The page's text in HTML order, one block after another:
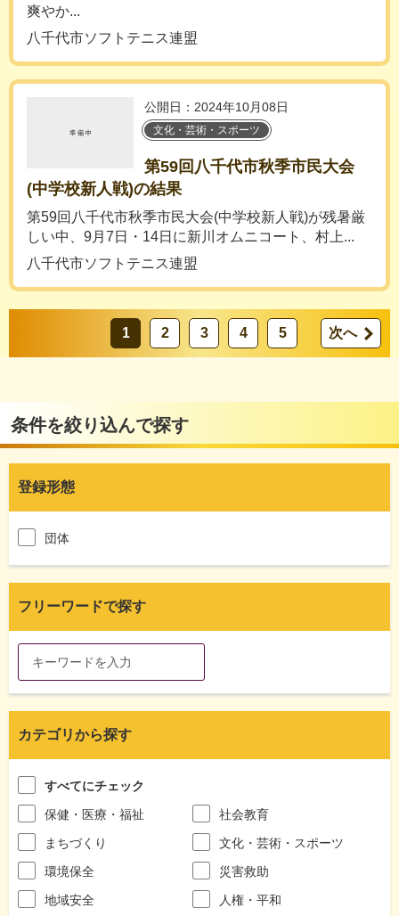
爽やか...
八千代市ソフトテニス連盟
公開日：2024年10月08日
文化・芸術・スポーツ
第59回八千代市秋季市民大会
(中学校新人戦)の結果
第59回八千代市秋季市民大会(中学校新人戦)が残暑厳
しい中、9月7日・14日に新川オムニコート、村上...
八千代市ソフトテニス連盟
1 2 3 4 5 次へ
条件を絞り込んで探す
登録形態
団体
フリーワードで探す
カテゴリから探す
すべてにチェック
保健・医療・福祉
社会教育
まちづくり
文化・芸術・スポーツ
環境保全
災害救助
地域安全
人権・平和